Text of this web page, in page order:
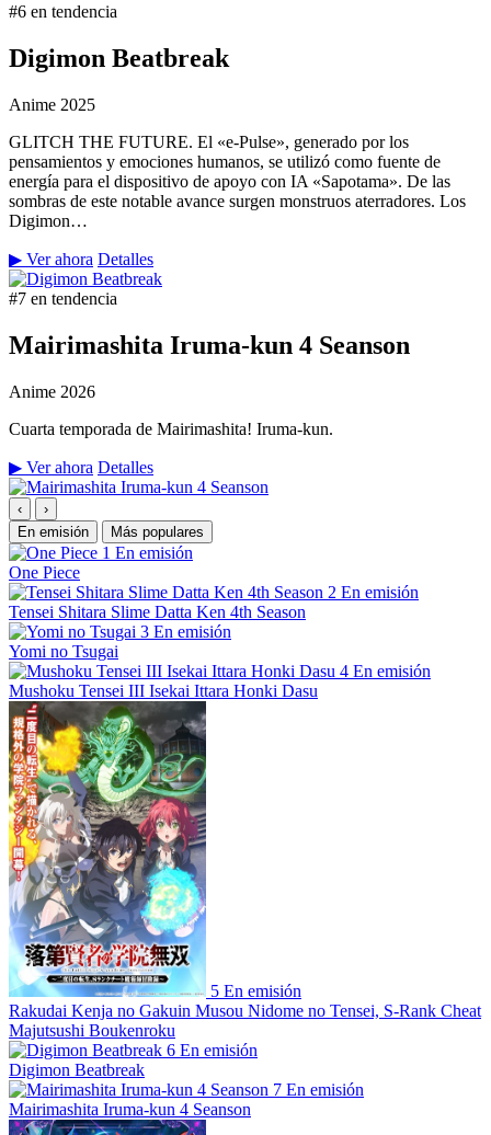
#6 en tendencia
Digimon Beatbreak
Anime 2025
GLITCH THE FUTURE. El «e-Pulse», generado por los
pensamientos y emociones humanos, se utilizó como fuente de
energía para el dispositivo de apoyo con IA «Sapotama». De las
sombras de este notable avance surgen monstruos aterradores. Los
Digimon…
▶ Ver ahora Detalles
#7 en tendencia
Mairimashita Iruma-kun 4 Seanson
Anime 2026
Cuarta temporada de Mairimashita! Iruma-kun.
▶ Ver ahora Detalles
‹
›
En emisión
Más populares
1 En emisión
One Piece
2 En emisión
Tensei Shitara Slime Datta Ken 4th Season
3 En emisión
Yomi no Tsugai
4 En emisión
Mushoku Tensei III Isekai Ittara Honki Dasu
5 En emisión
Rakudai Kenja no Gakuin Musou Nidome no Tensei, S-Rank Cheat
Majutsushi Boukenroku
6 En emisión
Digimon Beatbreak
7 En emisión
Mairimashita Iruma-kun 4 Seanson